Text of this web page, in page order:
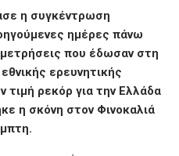
se
n
g
er
η συγκέντρωση
ημέρες πάνω
που έδωσαν στη
ερευνητικής
ρεκόρ για την Ελλάδα
η σκόνη στον Φινοκαλιά